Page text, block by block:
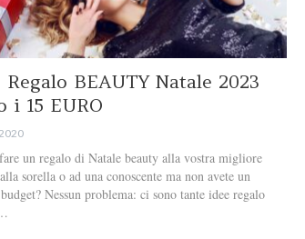
Regalo BEAUTY Natale 2023
i 15 EURO
un regalo di Natale beauty alla vostra migliore
sorella o ad una conoscente ma non avete un
Nessun problema: ci sono tante idee regalo